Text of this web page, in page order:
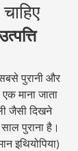
पुरानी और
माना जाता
जैसी दिखने
पुराना है।
इथियोपिया)